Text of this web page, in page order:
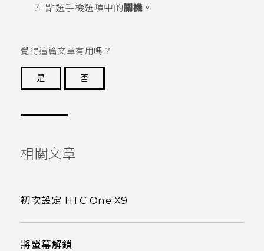
點選手機選項中的 關機 。
覺得這篇文章有用嗎？
是
否
相關文章
初次設定 HTC One X9
將螢幕解鎖